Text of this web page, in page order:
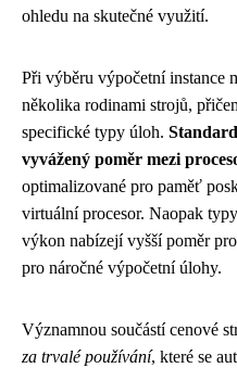
ohledu na skutečné využití.
Při výběru výpočetní instance
několika rodinami strojů,
specifické typy úloh.
vyvážený poměr mezi
optimalizované pro paměť
virtuální procesor. Naopak
výkon nabízejí vyšší poměr
pro náročné výpočetní úlohy.
Významnou součástí cenové
za trvalé používání, které se